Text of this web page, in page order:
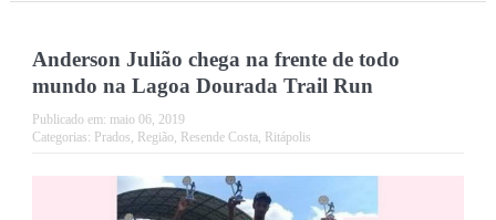
Anderson Julião chega na frente de todo
mundo na Lagoa Dourada Trail Run
Publicado em: maio 06, 2019
Categorias: Prados, Região, Resende Costa, Ritápolis